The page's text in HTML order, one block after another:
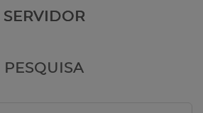
SERVIDOR
PESQUISA